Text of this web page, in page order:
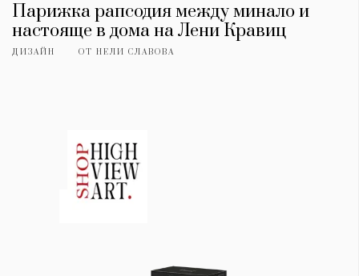
Парижка рапсодия между минало и
настояще в дома на Лени Кравиц
ДИЗАЙН ОТ НЕЛИ СЛАВОВА